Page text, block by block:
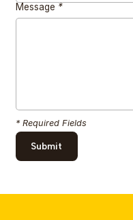
Message *
* Required Fields